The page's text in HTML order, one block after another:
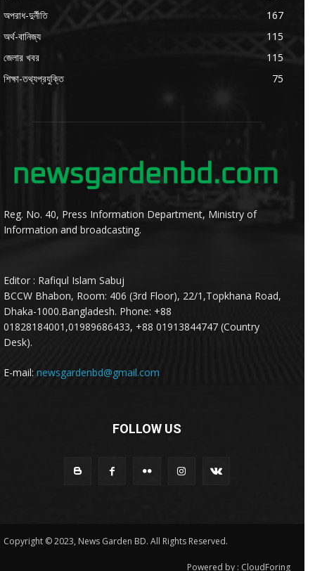
অপরাধ-দুর্নীতি
167
অর্থ-বানিজ্য
115
জেলার খবর
115
শিক্ষা-তথ্যপ্রযুক্তি
75
Reg. No. 40, Press Information Department, Ministry of
Information and broadcasting.
Editor : Rafiqul Islam Sabuj
BCCW Bhabon, Room: 406 (3rd Floor), 22/1,Topkhana Road,
Dhaka-1000.Bangladesh. Phone: +88
01828184001,01989686433, +88 01913844747 (Country
Desk).
E-mail: newsgardenbd@gmail.com
FOLLOW US
Copyright © 2023, News Garden BD. All Rights Reserved.
Powered by : CloudForing